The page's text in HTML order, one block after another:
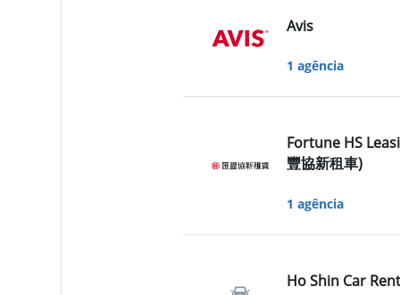
Avis
1 agência
Fortune HS
豐協新租車)
1 agência
Ho Shin Car